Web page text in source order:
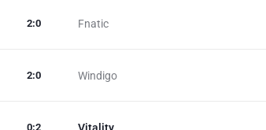
Fnatic
2:0
Windigo
2:0
Vitality
0:2